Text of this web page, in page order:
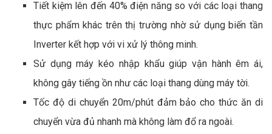
Tiết kiệm lên đến 40% điện năng so với các loại thang
thực phẩm khác trên thị trường nhờ sử dụng biến tần
Inverter kết hợp với vi xử lý thông minh.
Sử dụng máy kéo nhập khẩu giúp vận hành êm ái,
không gây tiếng ồn như các loại thang dùng máy tời.
Tốc độ di chuyển 20m/phút đảm bảo cho thức ăn di
chuyển vừa đủ nhanh mà không làm đổ ra ngoài.